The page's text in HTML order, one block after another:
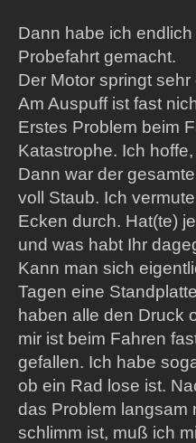
Dann habe ich
Probefahrt gemacht.
Der Motor springt
Am Auspuff ist fast
Erstes Problem beim
Katastrophe. Ich
Dann war der
voll Staub. Ich
Ecken durch. Hat(te)
und was habt Ihr
Kann man sich
Tagen eine
haben alle den Druck
mir ist beim Fahren
gefallen. Ich habe
ob ein Rad lose ist.
das Problem
schlimm ist, muß ich